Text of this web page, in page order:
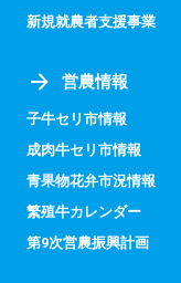
新規就農者支援事業
営農情報
子牛セリ市情報
成肉牛セリ市情報
青果物花弁市況情報
繁殖牛カレンダー
第9次営農振興計画